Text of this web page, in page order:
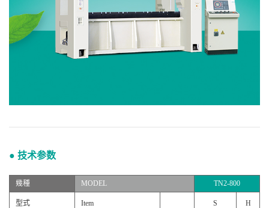
● 技术参数
幾種 MODEL TN2-800
型式 Item S H